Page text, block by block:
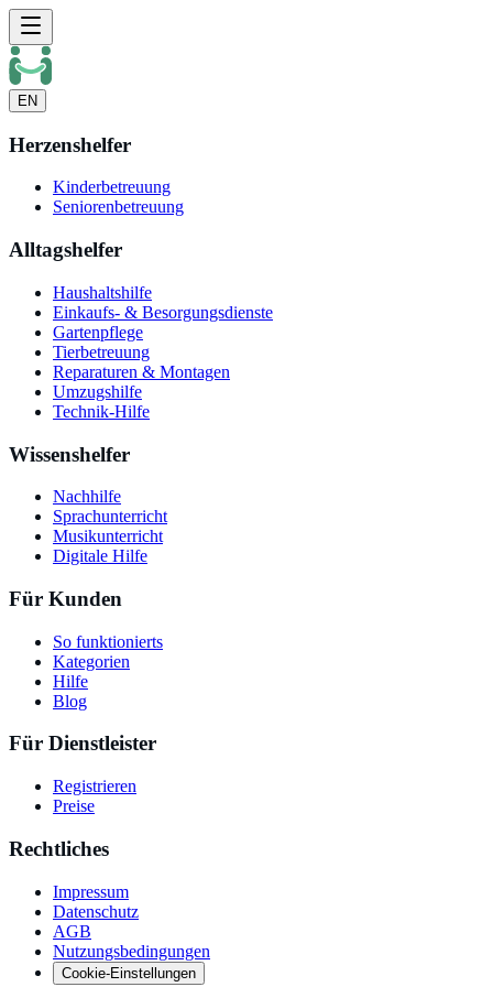
EN
Herzenshelfer
Kinderbetreuung
Seniorenbetreuung
Alltagshelfer
Haushaltshilfe
Einkaufs- & Besorgungsdienste
Gartenpflege
Tierbetreuung
Reparaturen & Montagen
Umzugshilfe
Technik-Hilfe
Wissenshelfer
Nachhilfe
Sprachunterricht
Musikunterricht
Digitale Hilfe
Für Kunden
So funktionierts
Kategorien
Hilfe
Blog
Für Dienstleister
Registrieren
Preise
Rechtliches
Impressum
Datenschutz
AGB
Nutzungsbedingungen
Cookie-Einstellungen